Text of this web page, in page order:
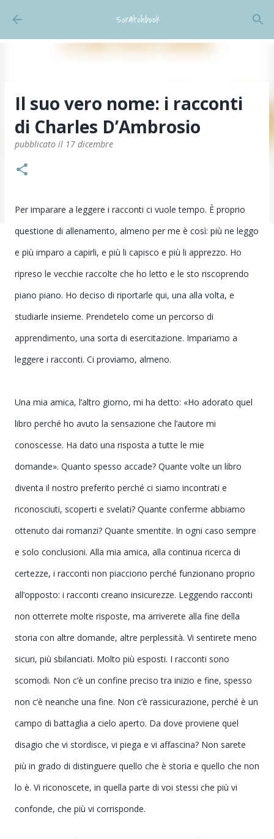
Passa ai contenuti principali
Scratchbook
Il suo vero nome: i racconti
di Charles D’Ambrosio
pubblicato il 17 dicembre
Per imparare a leggere i racconti ci vuole tempo. È proprio
questione di allenamento, almeno per me è così: più ne leggo
e più imparo a capirli, e più li capisco e più li apprezzo. Ho
ripreso le vecchie raccolte che ho letto e le sto riscoprendo
piano piano. Ho deciso di riportarle qui, una alla volta, e
studiarle insieme. Prendetelo come un percorso di
apprendimento, una sorta di esercitazione. Impariamo a
leggere i racconti. Ci proviamo, almeno.
Una mia amica, l’altro giorno, mi ha detto: «Ho adorato quel
libro perché ho avuto la sensazione che l’autore mi
conoscesse. Ha dato una risposta a tutte le mie
domande». Quanto spesso accade? Quante volte un libro
diventa il nostro preferito perché ci siamo incontrati e
riconosciuti, scoperti e svelati? Quante conferme abbiamo
ottenuto dai romanzi? Quante smentite. In ogni caso sempre
e solo conclusioni. Alla mia amica, alla continua ricerca di
certezze, i racconti non piacciono perché funzionano proprio
all’opposto: i racconti creano insicurezze. Leggendo racconti
non otterrete molte risposte, ma arriverete alla fine della
storia con altre domande, altre perplessità. Vi sentirete meno
sicuri, più sbilanciati. Molto più esposti. I racconti sono
scomodi. Non c’è un confine preciso tra inizio e fine, spesso
non c’è neanche una fine. Non c’è rassicurazione, perché è un
campo di battaglia a cielo aperto. Da dove proviene quel
disagio che vi stordisce, vi piega e vi affascina? Non sarete
più in grado di distinguere quello che è storia e quello che non
lo è. Vi riconoscete, in quella parte di voi stessi che più vi
confonde, che più vi corrisponde.